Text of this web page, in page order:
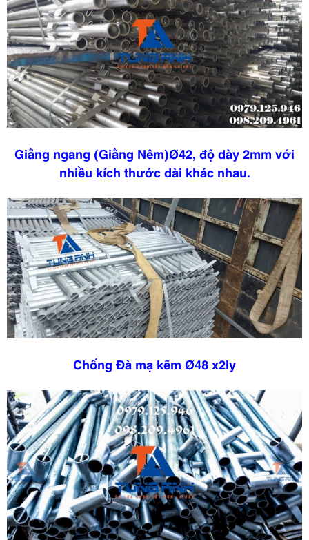
Giằng ngang (Giằng Nêm)Ø42, độ dày 2mm với
nhiều kích thước dài khác nhau.
Chống Đà mạ kẽm Ø48 x2ly